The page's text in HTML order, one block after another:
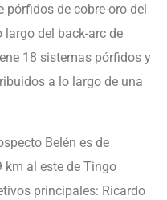
de cobre-oro del
largo del back-arc de
18 sistemas pórfidos y
a lo largo de una
Belén es de
km al este de Tingo
principales: Ricardo